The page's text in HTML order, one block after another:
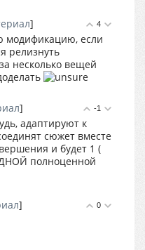
4
]
модификацию, если
релизнуть
несколько вещей
-1
]
адаптируют к
сюжет вместе
и будет 1 (
полноценной
0
]